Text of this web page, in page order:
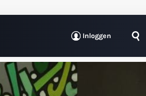
Inloggen